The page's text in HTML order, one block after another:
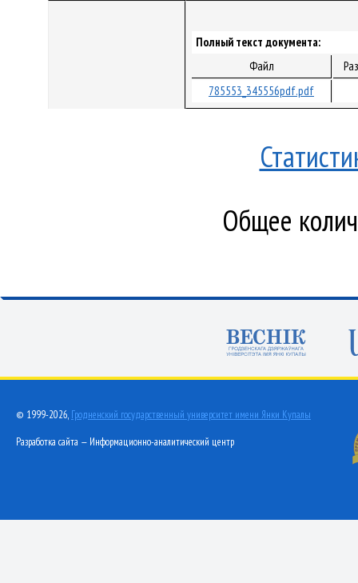
Полный текст документа:
Файл
785553_345556pdf.pdf
Общее
© 1999-2026, Гродненский государственный университет имени Янки Купалы
Разработка сайта — Информационно-аналитический центр